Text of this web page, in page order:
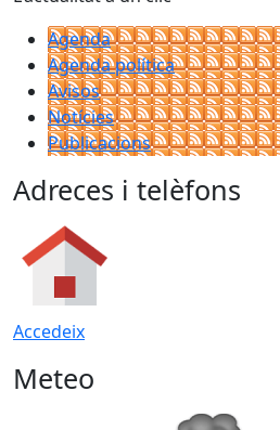
Agenda
Agenda política
Avisos
Notícies
Publicacions
Adreces i telèfons
Accedeix
Meteo